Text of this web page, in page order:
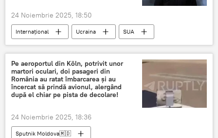
24 Noiembrie 2025, 18:50
Internațional Ucraina
SUA
plan de pace
Rusia
Donal Trump
Vladimir Putin
Pe aeroportul din Köln, potrivit unor
martori oculari, doi pasageri din
România au ratat îmbarcarea și au
încercat să prindă avionul, alergând
după el chiar pe pista de decolare!
24 Noiembrie 2025, 18:36
Sputnik Moldova🇲🇩